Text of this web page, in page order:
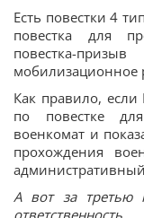
Есть повестки 4
повестка для
повестка-
мобилизационное
Как правило,
по повестке
военкомат и
прохождения
А вот за третью
ответственность.